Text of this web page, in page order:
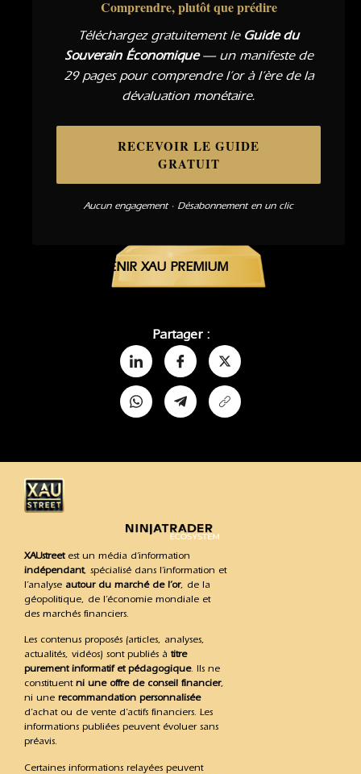
Comprendre, plutôt que prédire
Téléchargez gratuitement le Guide du
Souverain Économique— un manifeste de
29 pages pour comprendre l’or à l’ère de la
dévaluation monétaire.
RECEVOIR LE GUIDE
GRATUIT
Aucun engagement · Désabonnement en un clic
DEVENIR XAU PREMIUM
Partager :
XAUstreetest un média d’information
indépendant, spécialisé dans l’information et
l’analyse autour du marché de l’or, de la
géopolitique, de l’économie mondiale et
des marchés financiers.
Les contenus proposés (articles, analyses,
actualités, vidéos) sont publiés à titre
purement informatif et pédagogique. Ils ne
constituent ni une offre de conseil financier,
ni une recommandation personnalisée
d’achat ou de vente d’actifs financiers. Les
informations publiées peuvent évoluer sans
préavis.
Certaines informations relayées peuvent